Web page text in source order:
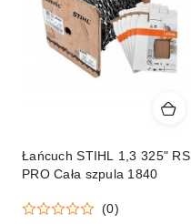
Łańcuch STIHL 1,3 325" RS
PRO Cała szpula 1840
(0)